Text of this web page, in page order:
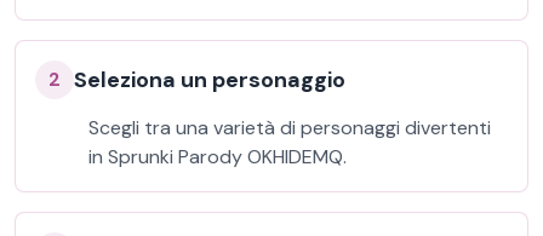
2 Seleziona un personaggio
Scegli tra una varietà di personaggi divertenti
in Sprunki Parody OKHIDEMQ.